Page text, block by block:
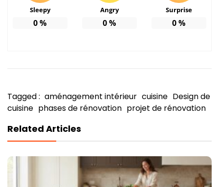
Sleepy
0%
Angry
0%
Surprise
0%
Tagged : aménagement intérieur cuisine Design de
cuisine phases de rénovation projet de rénovation
Related Articles